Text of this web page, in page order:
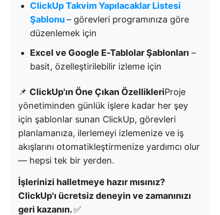
ClickUp Takvim Yapılacaklar Listesi
Şablonu – görevleri programınıza göre
düzenlemek için
Excel ve Google E-Tablolar Şablonları –
basit, özelleştirilebilir izleme için
📌 ClickUp'ın Öne Çıkan ÖzellikleriProje
yönetiminden günlük işlere kadar her şey
için şablonlar sunan ClickUp, görevleri
planlamanıza, ilerlemeyi izlemenize ve iş
akışlarını otomatikleştirmenize yardımcı olur
— hepsi tek bir yerden.
İşlerinizi halletmeye hazır mısınız?
ClickUp'ı ücretsiz deneyin ve zamanınızı
geri kazanın.✅